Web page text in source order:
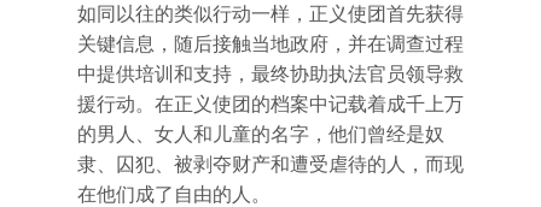
如同以往的类似行动一样，正义使团首先获得
关键信息，随后接触当地政府，并在调查过程
中提供培训和支持，最终协助执法官员领导救
援行动。在正义使团的档案中记载着成千上万
的男人、女人和儿童的名字，他们曾经是奴
隶、囚犯、被剥夺财产和遭受虐待的人，而现
在他们成了自由的人。